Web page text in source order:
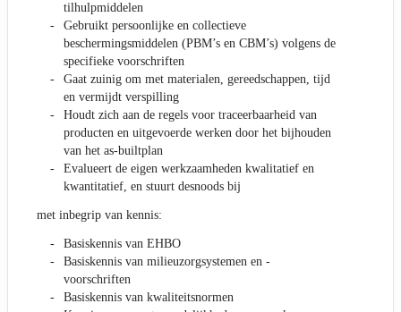
tilhulpmiddelen
Gebruikt persoonlijke en collectieve
beschermingsmiddelen (PBM’s en CBM’s) volgens de
specifieke voorschriften
Gaat zuinig om met materialen, gereedschappen, tijd
en vermijdt verspilling
Houdt zich aan de regels voor traceerbaarheid van
producten en uitgevoerde werken door het bijhouden
van het as-builtplan
Evalueert de eigen werkzaamheden kwalitatief en
kwantitatief, en stuurt desnoods bij
met inbegrip van kennis:
Basiskennis van EHBO
Basiskennis van milieuzorgsystemen en -
voorschriften
Basiskennis van kwaliteitsnormen